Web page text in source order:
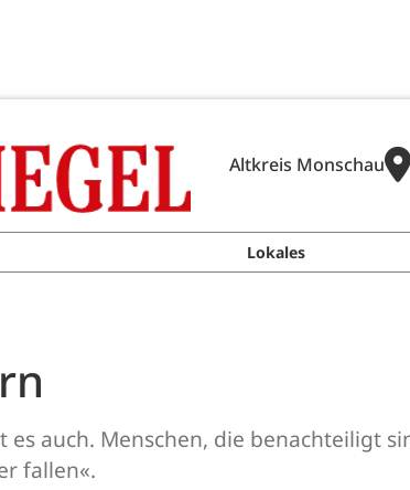
Altkreis Monschau
Lokales
auch. Menschen, die benachteiligt
fallen«.